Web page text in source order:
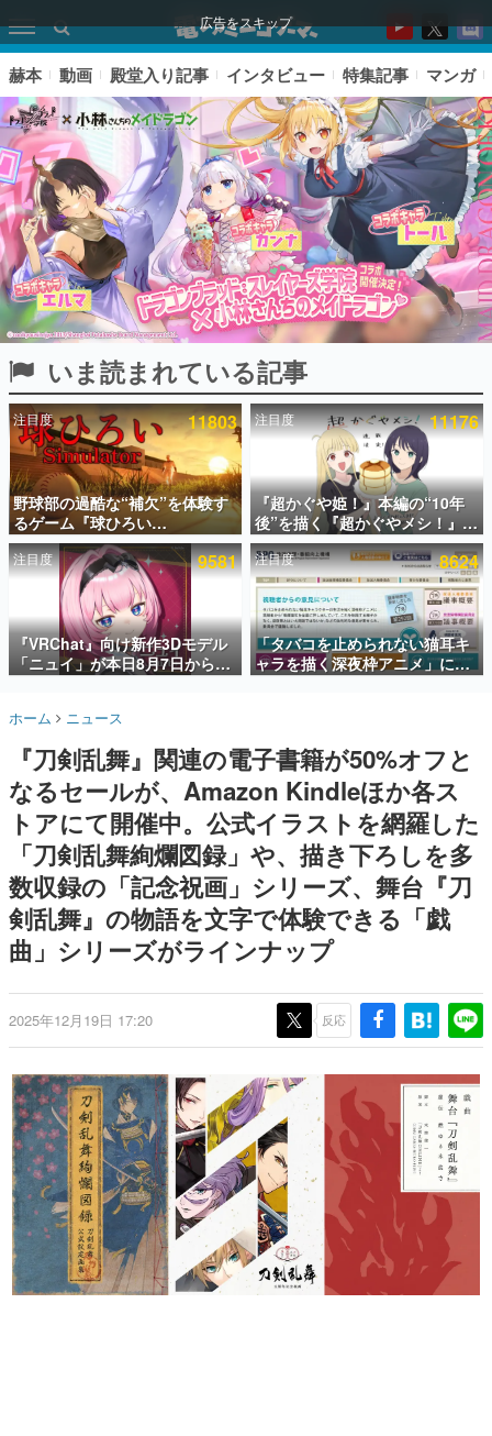
広告をスキップ
ピックアップ
電ファミのいま読まれている記事ランキング
アプリセール情報
インタビュー
連載・特集一覧
殿堂入り記事
SNS拡散数が数千以上！ ページビュー数万以上！ などな
ど。多くの人々に読まれた、電ファミ渾身の“殿堂入り”記
事をまとめました。
名作ゲームクリエイターの方々に製作時のエピソードをお
きます。
赫本
この物語を解いてはいけない。『赫本』は、〈試験問題〉
の形をした短編ホラー小説集です。
新世代に訊く
これからのデジタルゲーム市場を担う若きクリエイター達
の姿を追い、彼らのルーツと情熱を探っていきます。
ゲーム世代の作家たち
日本のコンテンツ産業やカルチャーに与えた影響を探る企
画です。
日本のモバイルゲーム史における主要なトピック・タイト
ルを網羅するほか、開発者へのインタビューや識者による
解説を掲載。約20年の歴史が一望できる決定版！
若ゲのいたり〜ゲームクリエイターの青春〜
『うつヌケ』『ペンと箸』等で知られるマンガ家・田中圭
一先生によるゲーム業界レポートマンガです。
なんでゲームは面白い？
ゲーム開発者・hamatsu氏がゲームの魅力を画面や操作の
具体的な形から解き明かしていく、硬派で骨太な評論連載
です。
赫本 動画 殿堂入り記事 インタビュー 特集記事 マンガ
いま読まれている記事
注目度 11803
野球部の過酷な“補欠”を体験す
るゲーム『球ひろい
Simulator』が「1件」のウィッ
シュリストをもとにチェコ語に
対応しSNSで話題に。『キング
ダム・カム』開発元やチェコの
プロ野球選手から称賛の声
注目度 11176
『超かぐや姫！』本編の“10年
後”を描く『超かぐやメシ！』
Web連載決定。新たなWebマン
ガレーベル「ビビビコミック」
にて特別話が掲載スタート、あ
のお話には…まだ続きがある！
注目度 9581
『VRChat』向け新作3Dモデル
「ニュイ」が本日8月7日から
BOOTHにて発売。瞳に光る星
わいい
注目度 8624
「タバコを止められない猫耳キ
ャラを描く深夜枠アニメ」に視
聴者の一部から批判意見。違法
ホーム ニュース
『刀剣乱舞』関連の電子書籍が50%オフと
なるセールが、Amazon Kindleほか各ス
トアにて開催中。公式イラストを網羅した
「刀剣乱舞絢爛図録」や、描き下ろしを多
数収録の「記念祝画」シリーズ、舞台『刀
剣乱舞』の物語を文字で体験できる「戯
曲」シリーズがラインナップ
2025年12月19日 17:20 反応